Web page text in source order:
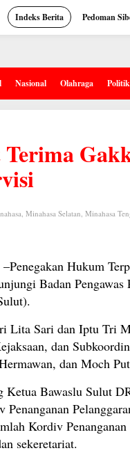
Indeks Berita Pedoman
Nasional Olahraga
Terima
, Minahasa Selatan, Minahasa
Hukum
Badan
Lita Sari dan Iptu Tri
dan
dan Moch
Ketua Bawaslu Sulut
Penanganan
Kordiv Penanganan
sekeretariat.